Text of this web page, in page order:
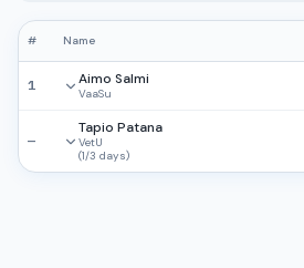
# Name
1 Aimo Salmi
VaaSu
—
Tapio Patana
VetU
(1/3 days)